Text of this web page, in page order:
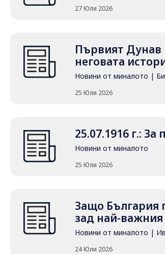
27 Юли 2026
Първият Дунав
неговата
Новини от миналото |
25 Юли 2026
25.07.1916 г.:
Новини от миналото
25 Юли 2026
Защо България
зад най-важния
Новини от миналото |
24 Юли 2026